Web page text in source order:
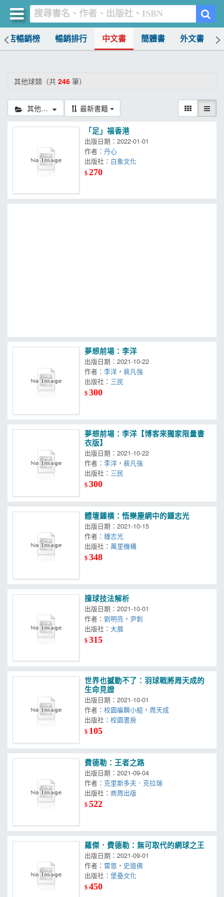
書店暢銷榜 暢銷排行 中文書 簡體書 外文書
其他球類（共 246 筆）
其他球類 最新書籍
「足」福香港
出版日期：2022-01-01
作者：丹心
出版社：
$270
夢想前場：李洋
出版日期：2021-10-22
作者：李洋 ，裴凡強
出版社：
$300
夢想前場：李洋【博客來獨家限量書
衣版】
出版日期：2021-10-22
作者：李洋 ，裴凡強
出版社：
$300
體壇鍾橫：悟樂塵網中的鍾志光
出版日期：2021-10-15
作者：鍾志光
出版社：
$348
撞球技法解析
出版日期：2021-10-01
作者：劉明亮 ，尹釗
出版社：
$315
世界也撼動不了：羽球戰將周天成的
生命見證
出版日期：2021-10-01
作者：校園編輯小組 ， 周天成
出版社：
$ 105
費德勒：王者之路
出版日期：2021-09-04
作者： 克里斯多夫．克拉瑞
出版社：
$522
羅傑．費德勒：無可取代的網球之王
出版日期：2021-09-01
作者： 雷恩‧史道佛
出版社：
$450
買書網
書店暢銷榜
簡體書
外文書